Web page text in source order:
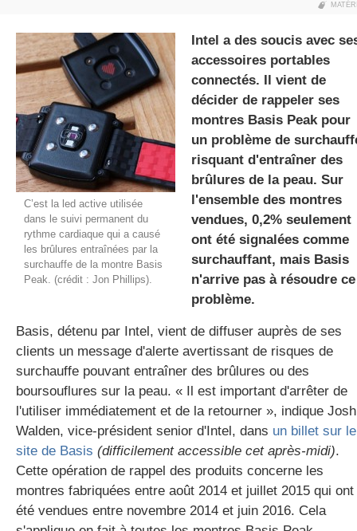
gratuite
C’est la led active utilisée
dans le suivi permanent du
rythme cardiaque qui a causé
les brûlures entraînées par la
surchauffe de la montre Basis
Peak. (crédit : Jon Phillips).
Intel a des soucis avec
accessoires portables
connectés. Il vient de
décider de rappeler ses
montres Basis Peak pour
un problème de
risquant d'entraîner des
brûlures de la peau. Sur
l'ensemble des montres
vendues, 0,2% seulement
ont été signalées comme
surchauffant, mais Basis
n'arrive pas à résoudre ce
problème.
Basis, détenu par Intel, vient de diffuser auprès de ses
clients un message d'alerte avertissant de risques de
surchauffe pouvant entraîner des brûlures ou des
boursouflures sur la peau. « Il est important d'arrêter de
l'utiliser immédiatement et de la retourner », indique Josh
Walden, vice-président senior d'Intel, dans un billet sur le
site de Basis (difficilement accessible cet après-midi).
Cette opération de rappel des produits concerne les
montres fabriquées entre août 2014 et juillet 2015 qui ont
été vendues entre novembre 2014 et juin 2016. Cela